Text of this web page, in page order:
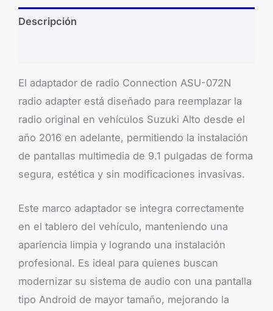
Descripción
El adaptador de radio Connection ASU-072N
radio adapter está diseñado para reemplazar la
radio original en vehículos Suzuki Alto desde el
año 2016 en adelante, permitiendo la instalación
de pantallas multimedia de 9.1 pulgadas de forma
segura, estética y sin modificaciones invasivas.
Este marco adaptador se integra correctamente
en el tablero del vehículo, manteniendo una
apariencia limpia y logrando una instalación
profesional. Es ideal para quienes buscan
modernizar su sistema de audio con una pantalla
tipo Android de mayor tamaño, mejorando la